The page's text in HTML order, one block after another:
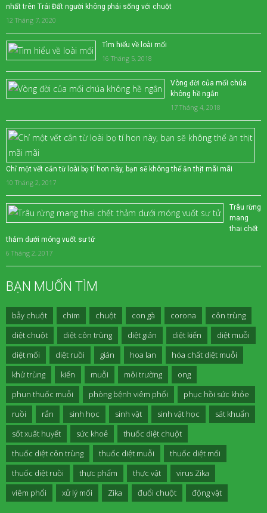
nhất trên Trái Đất người không phải sống với chuột
12 Tháng 7, 2020
Tìm hiểu về loài mối
16 Tháng 5, 2018
Vòng đời của mối chúa
không hề ngắn
17 Tháng 4, 2018
Chỉ một vết cắn từ loài bọ tí hon này, bạn sẽ không thể ăn thịt mãi mãi
10 Tháng 2, 2017
Trâu rừng
mang
thai chết
thảm dưới móng vuốt sư tử
6 Tháng 2, 2017
BẠN MUỐN TÌM
bẫy chuột chim chuột con gà corona
côn trùng
diệt chuột
diệt côn trùng diệt gián diệt kiến
diệt muỗi
diệt mối
diệt ruồi gián hoa lan
hóa chất diệt muỗi
khử trùng
kiến muỗi môi trường
ong
phun thuốc muỗi
phòng bệnh viêm phổi
phục hồi sức khỏe
ruồi
rắn sinh học sinh vật sinh vật học
sát khuẩn
sốt xuất huyết
sức khoẻ
thuốc diệt chuột
thuốc diệt côn trùng
thuốc diệt muỗi
thuốc diệt mối
thuốc diệt ruồi
thực phẩm thực vật
virus Zika
viêm phổi
xử lý mối Zika đuổi chuột động vật